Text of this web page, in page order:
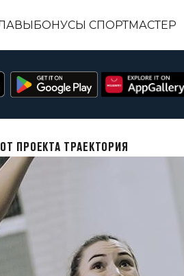
БОНУСЫ СПОРТМАСТЕР
ПРОЕКТА ТРАЕКТОРИЯ